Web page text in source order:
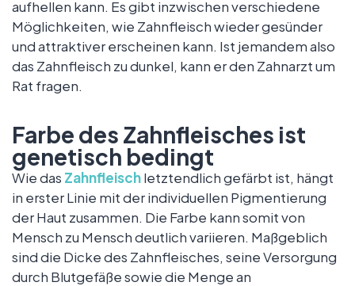
aufhellen kann. Es gibt inzwischen verschiedene
Möglichkeiten, wie Zahnfleisch wieder gesünder
und attraktiver erscheinen kann. Ist jemandem also
das Zahnfleisch zu dunkel, kann er den Zahnarzt um
Rat fragen.
Farbe des Zahnfleisches ist
genetisch bedingt
Wie das Zahnfleischletztendlich gefärbt ist, hängt
in erster Linie mit der individuellen Pigmentierung
der Haut zusammen. Die Farbe kann somit von
Mensch zu Mensch deutlich variieren. Maßgeblich
sind die Dicke des Zahnfleisches, seine Versorgung
durch Blutgefäße sowie die Menge an